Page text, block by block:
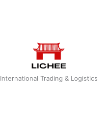
International Trading & Logistics